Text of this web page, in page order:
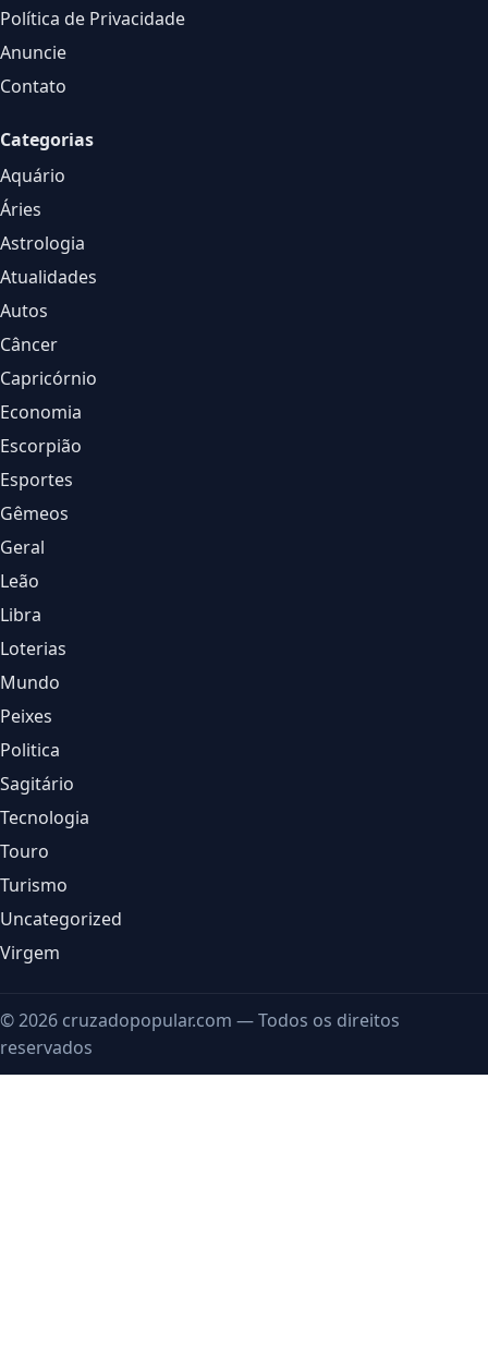
Política de Privacidade
Anuncie
Contato
Categorias
Aquário
Áries
Astrologia
Atualidades
Autos
Câncer
Capricórnio
Economia
Escorpião
Esportes
Gêmeos
Geral
Leão
Libra
Loterias
Mundo
Peixes
Politica
Sagitário
Tecnologia
Touro
Turismo
Uncategorized
Virgem
© 2026 cruzadopopular.com — Todos os direitos
reservados